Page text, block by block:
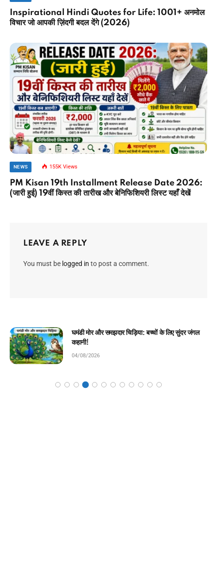
Inspirational Hindi Quotes for Life: 1001+ अनमोल
विचार जो आपकी ज़िंदगी बदल देंगे (2026)
NEWS 155KViews
PM Kisan 19th Installment Release Date 2026:
(जारी हुई) 19वीं किस्त की तारीख और बेनिफिशियरी लिस्ट यहाँ देखें
LEAVE A REPLY
You must be logged in to post a comment.
चिराग की ईमानदारी: बच्चों के लिए प्रेरणादायक बाल कहानी!
04/08/2026